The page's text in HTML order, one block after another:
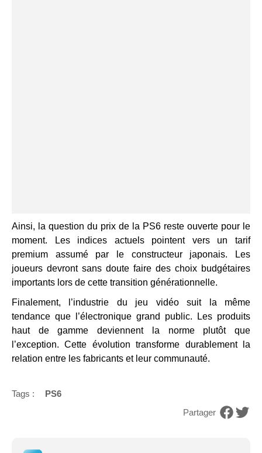
Ainsi, la question du prix de la PS6 reste ouverte pour le
moment. Les indices actuels pointent vers un tarif
premium assumé par le constructeur japonais. Les
joueurs devront sans doute faire des choix budgétaires
importants lors de cette transition générationnelle.
Finalement, l’industrie du jeu vidéo suit la même
tendance que l’électronique grand public. Les produits
haut de gamme deviennent la norme plutôt que
l’exception. Cette évolution transforme durablement la
relation entre les fabricants et leur communauté.
Tags :
PS6
Partager